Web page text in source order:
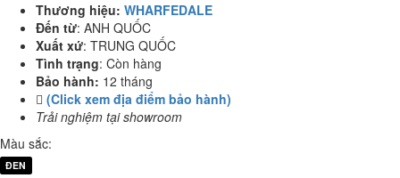
Thương hiệu: WHARFEDALE
Đến từ: ANH QUỐC
Xuất xứ: TRUNG QUỐC
Tình trạng: Còn hàng
Bảo hành: 12 tháng
(Click xem địa điểm bảo hành)
Trải nghiệm tại showroom
Màu sắc:
ĐEN